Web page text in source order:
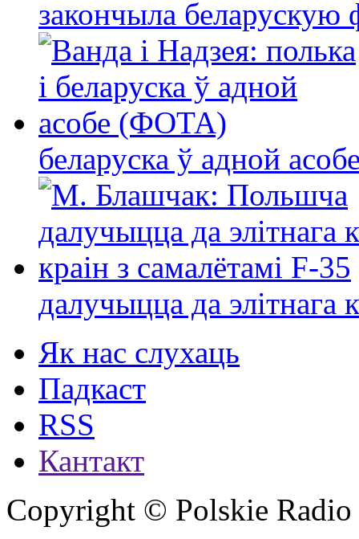
закончыла беларускую
беларуска ў адной
далучыцца да элітнага
Як нас слухаць
Падкаст
RSS
Кантакт
Copyright © Polskie